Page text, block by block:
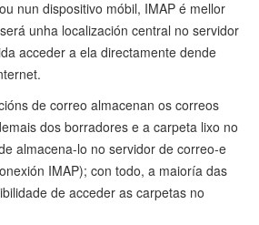
nun dispositivo móbil, IMAP é mellor
unha localización central no servidor
acceder a ela directamente dende
de correo almacenan os correos
dos borradores e a carpeta lixo no
almacena-lo no servidor de correo-e
IMAP); con todo, a maioría das
de acceder as carpetas no